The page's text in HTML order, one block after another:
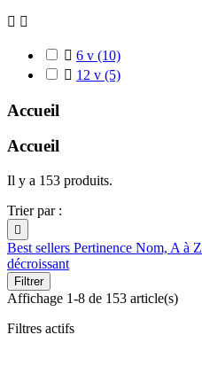
 
 6 v (10)
 12 v (5)
Accueil
Accueil
Il y a 153 produits.
Trier par :

Best sellers Pertinence Nom, A à Z
décroissant
Filtrer
Affichage 1-8 de 153 article(s)
Filtres actifs